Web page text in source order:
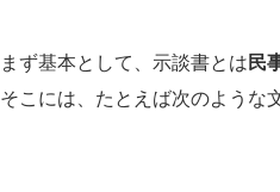
まず基本として、示談書とは 民
そこには、たとえば次のような